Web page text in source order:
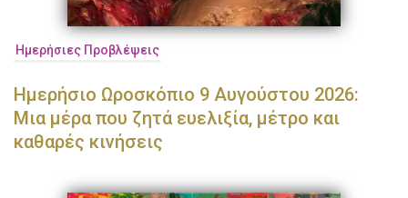
Ημερήσιες Προβλέψεις
Ημερήσιο Ωροσκόπιο 9 Αυγούστου 2026:
Μια μέρα που ζητά ευελιξία, μέτρο και
καθαρές κινήσεις